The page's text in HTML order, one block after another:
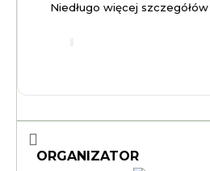
Niedługo więcej szczegółów
ORGANIZATOR